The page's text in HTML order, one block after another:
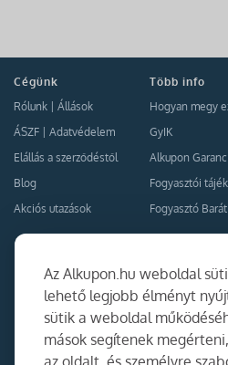
Az Alkupon.hu weboldal
lehető legjobb élményt
sütik a weboldal
mások segítenek
az oldalt, és személyre
Cégünk
Rólunk
Állások
ÁSZF
Adatvédelem
Elállás a szerződéstől
Blog
Akciós utazások
Több info
Hogyan megy
GyIK
Alkupon
Fogyasztói
Fogyasztó Barát